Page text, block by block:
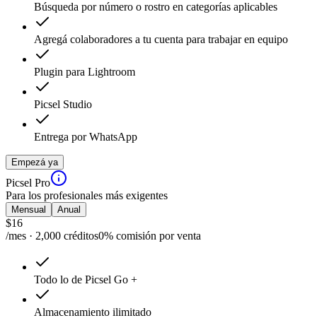
Búsqueda por número o rostro en categorías aplicables
Agregá colaboradores a tu cuenta para trabajar en equipo
Plugin para Lightroom
Picsel Studio
Entrega por WhatsApp
Empezá ya
Picsel Pro
Para los profesionales más exigentes
Mensual Anual
$16
/mes · 2,000 créditos0% comisión por venta
Todo lo de Picsel Go +
Almacenamiento ilimitado